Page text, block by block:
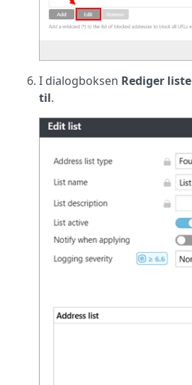
I dialogboksen Rediger liste
til.